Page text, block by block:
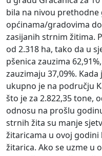
bila na nivou
općinama/gradovima
zasijanih strnim žitima.
od 2.318 ha, tako da u
pšenica zauzima
zauzimaju 37,09%.
ukupno je na području
što je za 2.822,35 tone,
odnosu na prošlu
strnih žita su manje
žitaricama u ovoj
žitarica. Ako se uzme u